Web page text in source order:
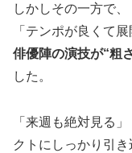
しかしその一方で
「テンポが良くて
俳優陣の演技が“粗
した。
「来週も絶対見る
クトにしっかり引